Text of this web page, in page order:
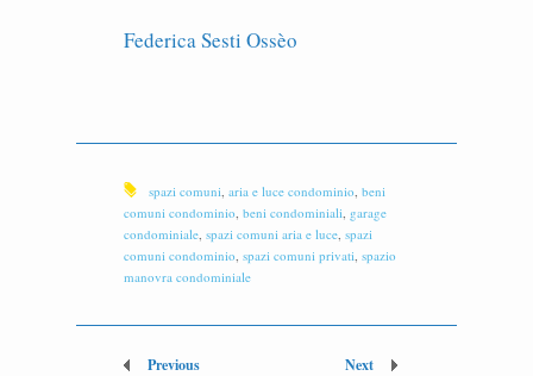
Federica Sesti Ossèo
spazi comuni, aria e luce condominio, beni
comuni condominio, beni condominiali, garage
condominiale, spazi comuni aria e luce, spazi
comuni condominio, spazi comuni privati, spazio
manovra condominiale
Previous Next